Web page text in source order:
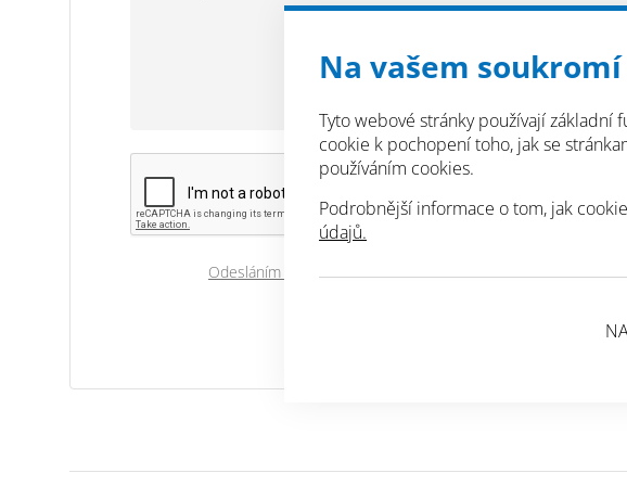
Na vašem
Tyto webové stránky používají základní
cookie k pochopení toho, jak se
používáním cookies.
Podrobnější informace o tom, jak
údajů.
Odesláním souhlasíte se zpracováním osobních údajů.